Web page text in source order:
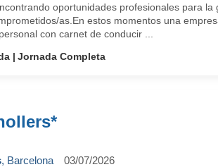
oportunidades profesionales para la
as.En estos momentos una
con carnet de conducir ...
Jornada Completa
, Barcelona 03/07/2026